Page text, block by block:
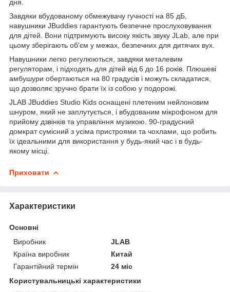
дня.
Завдяки вбудованому обмежувачу гучності на 85 дБ,
навушники JBuddies гарантують безпечне прослуховування
для дітей. Вони підтримують високу якість звуку JLab, але при
цьому зберігають об'єм у межах, безпечних для дитячих вух.
Навушники легко регулюються, завдяки металевим
регуляторам, і підходять для дітей від 6 до 16 років. Плюшеві
амбушури обертаються на 80 градусів і можуть складатися,
що дозволяє зручно брати їх із собою у подорожі.
JLAB JBuddies Studio Kids оснащені плетеним нейлоновим
шнуром, який не заплутується, і вбудованим мікрофоном для
прийому дзвінків та управління музикою. 90-градусний
домкрат сумісний з усіма пристроями та чохлами, що робить
їх ідеальними для використання у будь-який час і в будь-
якому місці.
Приховати
Характеристики
Основні
Виробник
JLAB
Країна виробник
Китай
Гарантійний термін
24 міс
Користувальницькі характеристики